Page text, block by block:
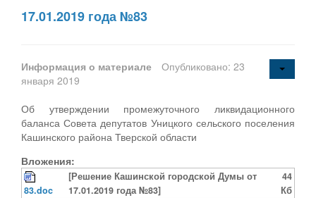
17.01.2019 года №83
Информация о материале
Опубликовано: 23
января 2019
Об утверждении промежуточного ликвидационного
баланса Совета депутатов Уницкого сельского поселения
Кашинского района Тверской области
Вложения:
83.doc
[Решение Кашинской городской Думы от
17.01.2019 года №83]
44
Кб